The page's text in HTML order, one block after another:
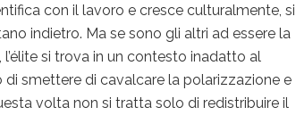
con il lavoro e cresce culturalmente, si
indietro. Ma se sono gli altri ad essere la
si trova in un contesto inadatto al
di smettere di cavalcare la polarizzazione e
volta non si tratta solo di redistribuire il